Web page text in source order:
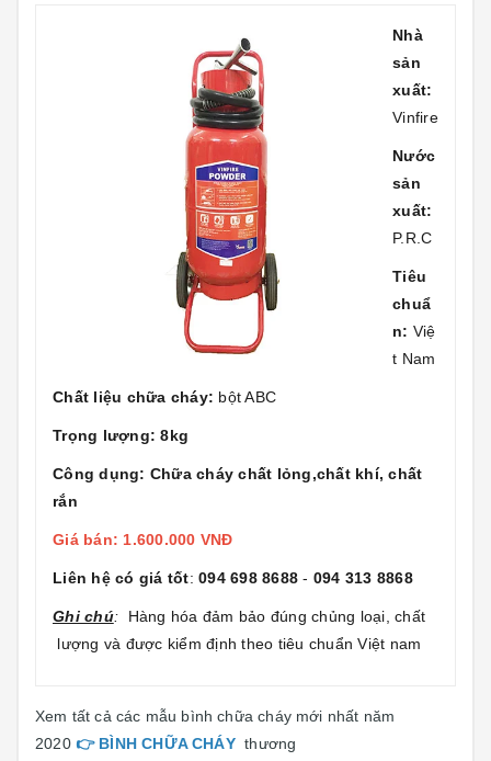
Nhà
sản
xuất:
Vinfire
Nước
sản
xuất:
P.R.C
Tiêu
chuẩ
n: Việ
t Nam
Chất liệu chữa cháy: bột ABC
Trọng lượng: 8kg
Công dụng: Chữa cháy chất lỏng,chất khí, chất
rắn
Giá bán: 1.600.000 VNĐ
Liên hệ có giá tốt: 094 698 8688 - 094 313 8868
Ghi chú: Hàng hóa đảm bảo đúng chủng loại, chất
lượng và được kiểm định theo tiêu chuẩn Việt nam
Xem tất cả các mẫu bình chữa cháy mới nhất năm
2020 👉 BÌNH CHỮA CHÁYthương